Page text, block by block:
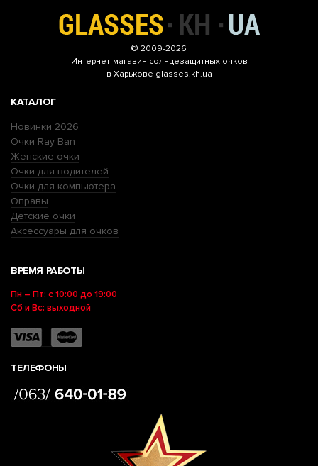
© 2009-2026
Интернет-магазин солнцезащитных очков
в Харькове glasses.kh.ua
КАТАЛОГ
Новинки 2026
Очки Ray Ban
Женские очки
Очки для водителей
Очки для компьютера
Оправы
Детские очки
Аксессуары для очков
ВРЕМЯ РАБОТЫ
Пн – Пт: с 10:00 до 19:00
Сб и Вс: выходной
ТЕЛЕФОНЫ